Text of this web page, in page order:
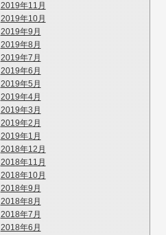
2019年11月
2019年10月
2019年9月
2019年8月
2019年7月
2019年6月
2019年5月
2019年4月
2019年3月
2019年2月
2019年1月
2018年12月
2018年11月
2018年10月
2018年9月
2018年8月
2018年7月
2018年6月